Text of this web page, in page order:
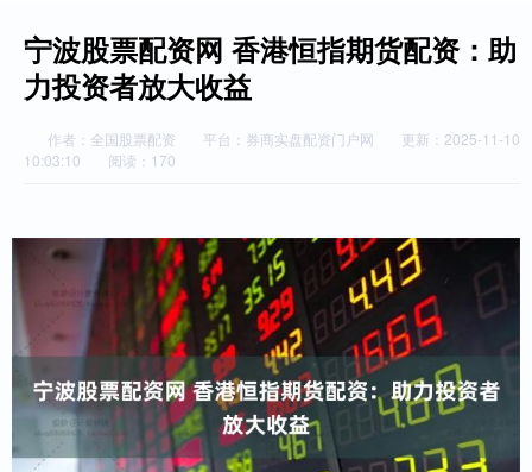
宁波股票配资网 香港恒指期货配资：助
力投资者放大收益
作者：全国股票配资 平台：券商实盘配资门户网
更新：2025-11-10
10:03:10
阅读：170